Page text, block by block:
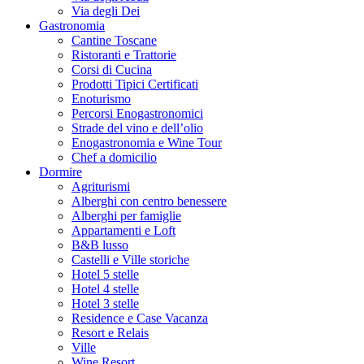
Via degli Dei
Gastronomia
Cantine Toscane
Ristoranti e Trattorie
Corsi di Cucina
Prodotti Tipici Certificati
Enoturismo
Percorsi Enogastronomici
Strade del vino e dell’olio
Enogastronomia e Wine Tour
Chef a domicilio
Dormire
Agriturismi
Alberghi con centro benessere
Alberghi per famiglie
Appartamenti e Loft
B&B lusso
Castelli e Ville storiche
Hotel 5 stelle
Hotel 4 stelle
Hotel 3 stelle
Residence e Case Vacanza
Resort e Relais
Ville